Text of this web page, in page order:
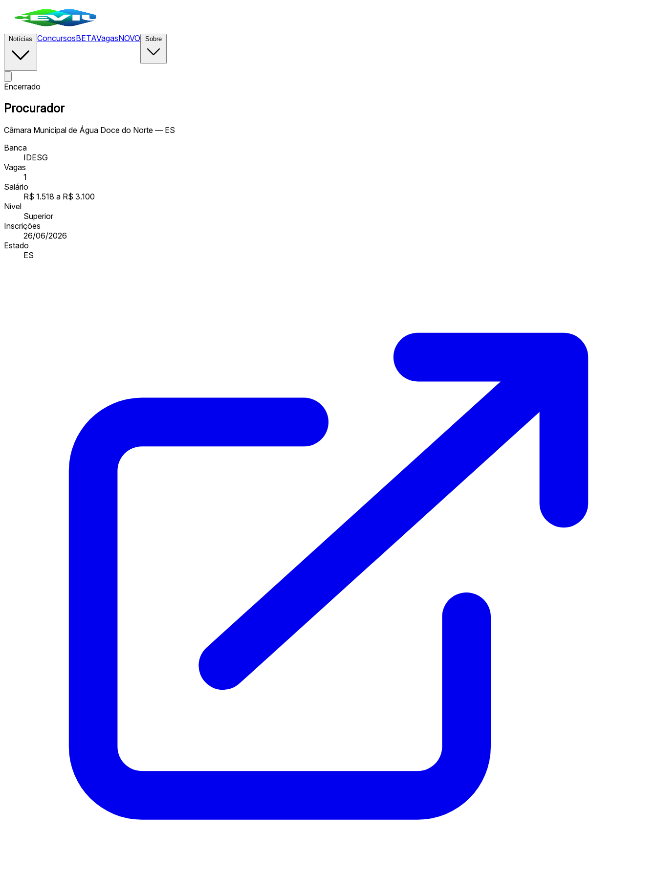
ConcursosBETAVagasNOVO
Encerrado
Procurador
Câmara Municipal de Água Doce do Norte — ES
Banca
IDESG
Vagas
1
Salário
R$ 1.518 a R$ 3.100
Nível
Superior
Inscrições
26/06/2026
Estado
ES